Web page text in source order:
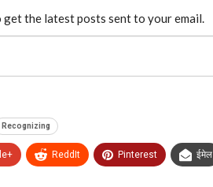
get the latest posts sent to your email.
Recognizing
ReddIt Pinterest ईमेल